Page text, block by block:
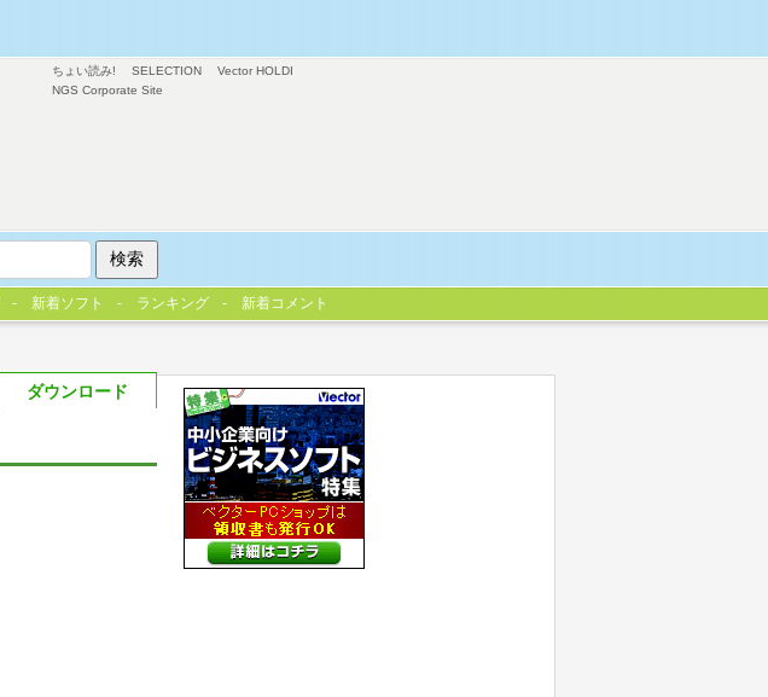
ダウンロード
ちょい読み! SELECTION
Vector HOLDI
NGS Corporate Site
新着ソフト ランキング 新着コメント